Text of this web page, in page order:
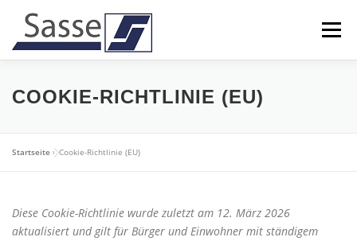
springen
Menü
UNTERNEHMEN LEISTUNGEN KARRIERE
KONTAKT
COOKIE-RICHTLINIE (EU)
Startseite »Cookie-Richtlinie (EU)
Diese Cookie-Richtlinie wurde zuletzt am 12. März 2026
aktualisiert und gilt für Bürger und Einwohner mit ständigem